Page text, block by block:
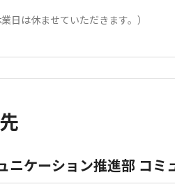
日は休ませていただきます。）
ケーション推進部 コミ